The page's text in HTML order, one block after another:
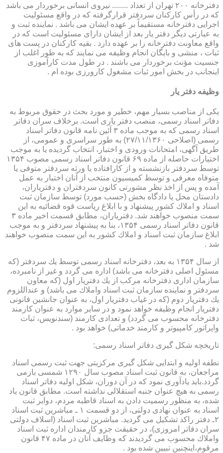
دفترخانه ۲۰۰ تهران از تعداد ........ نیروی انسانی برخوردار می باشد
که در رأس کارکنان سردفتر قرارگرفته که در واقع مسئولیت
اجرایی دفترخانه مستقیماً بر عهده ایشان می باشد . نماینده ثبت و
به عبارتی دیگر دفتر یار بعد از ایشان دارای مسئولیت است که در
واقع معاونت دفترخانه را بر عهده دارد . بقیه کارکنان در پست های
ثبات ، منشی و بایگان انجام وظیفه می نمایند که به طور اغلب از
جنسیت مؤنث برخوردار می باشند . در طول مدت کارآموزی
اینجانب در بخش امور ثبات مشغول کارورزی بوده ام .
وظیفه دفتر یار
یكی از مناصب بسیار مهم، خطیر و مورد بحث در حقوق مربوط به
دفاتر اسناد رسمی، منصب دفتر یاری است. برخلاف سران دفاتر
اسناد رسمی كه به موجب ماده ۳ آئین نامه قانون دفاتر اسناد
رسمی (اصلاحی ۲۷/۱۱/۱۳۶۰) به طور سراسری و عمومی، از
طریق آگهی، امتحانات ورودی و اختبار، انتخاب گردیده یا به موجب
اختیارات حاصله از ماده ۶۹ قانون دفاتر اسناد رسمی مصوب ۱۳۵۴
توسط سردفتر بازنشسته و از كارافتاده یا ورثه سردفتر متوفی یا
متوفاه معرفی و توسط كمیسیون منتخب از آنان اختبار به عمل
آمده و پس از اخذ نظر مشورتی كانون سردفتران و دفتریاران،
دادستان محل یا دادگاه بخش (حسب مورد) توسط سازمان ثبت
اسناد و املاك كشور پیشنهاد و با ابلاغ ریاست قوه قضائیه به این
سمت منصوب خواهند شد. دفتریاران، مطابق قسمت اخیر ماده ۳
قانون دفاتر اسناد رسمی ۱۳۵۴، بنا به پیشنهاد سردفتر و به موجب
ابلاغ سازمان ثبت اسناد و املاك كشور به این سمت منصوب خواهند
شد .
از سال ۱۳۵۴ به بعد، دفترخانه اسناد رسمی توسط یك سردفتر (كه
مسئول اصلی دفترخانه می باشد) اداره می گردد و غیر از نامبرده،
سازمان اداری دفترخانه مركب از یك دفتریار اول (كه معاون
سردفتر و نماینده سازمان ثبت اسناد واملاك می باشد) و عنداللزوم
یك دفتریار دوم (كه در غیاب دفتریار اول، به عنوان جانشین قانونی
دفتریار انجام وظیفه خواهد نمود و در سایر موارد به عنوان كارمند
دفترخانه محسوب می گردد) و تعدادی كارمند (سندنویس، ثبات
واپراتور كامپیوتر و كارمند خدماتی) خواهد بود .
تاریخچه شكل گیری دفاتر اسناد رسمی:
نطفه اولیه و ابتدایی شكل گیری مركزیتی جهت ثبت رسمی اسناد
مراجعان، به قانون ثبت اسناد مصوب سال ۱۲۹۰ شمسی بازمی
گردد.باید یادآوری نمود كه در آن دوران، شكل اولیه دفاتر اسناد
رسمی به هیچ عنوان جنبه استقلالی نداشته است. مطابق قانون یاد
شده، به منظور رسمیت دادن به اسناد قاطبه مردم، دوایر ثبت
اسناد به عنوان نهادی دولتی، از دو قسمت ۱ ـ مباشرین ثبت اسناد
۲ـ دفتر راكد تشكیل می گردید. مباشرین ثبت اسناد (اسلاف دولتی
سران دفاتر امروزی)، در حقیقت جزو كارمندان اداره ثبت اسناد
واملاك محسوب می گردیدند كه وظایف آنان در ماده ۴۷ قانون
مرقوم،اینچنین تبیین شده بود .